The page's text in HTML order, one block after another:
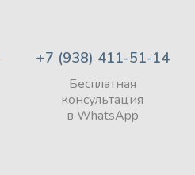
+7 (938) 411-51-14
Бесплатная
консультация
в WhatsApp